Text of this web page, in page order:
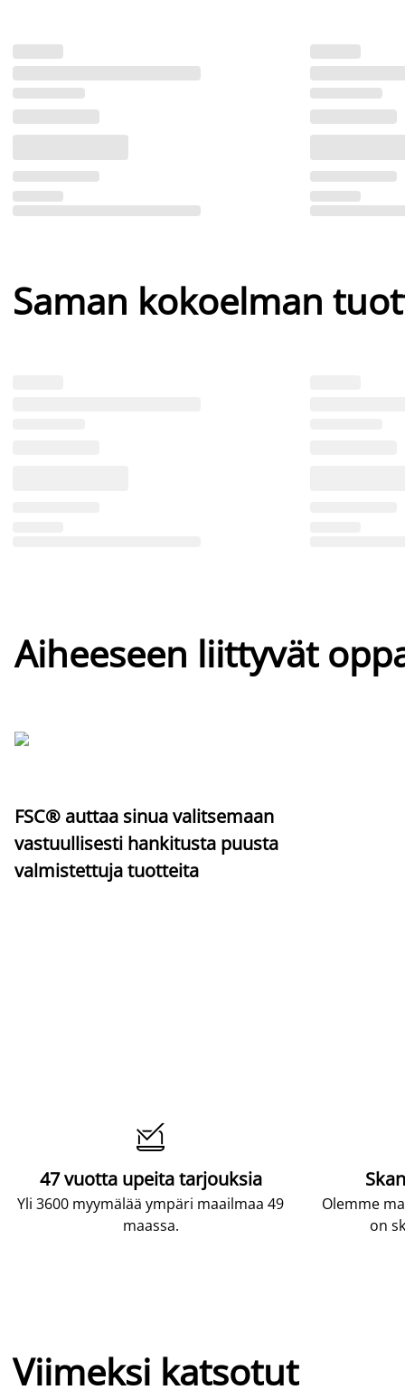
Saman kokoelman
Aiheeseen liittyvät
FSC® auttaa sinua valitsemaan
vastuullisesti hankitusta puusta
valmistettuja tuotteita

47 vuotta upeita tarjouksia
Yli 3600 myymälää ympäri maailmaa 49
maassa.
Olemme
on
Viimeksi katsotut